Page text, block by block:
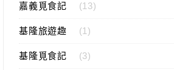
嘉義覓食記 (13)
基隆旅遊趣 (1)
基隆覓食記 (3)